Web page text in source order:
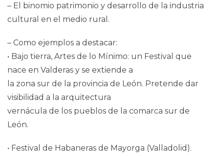
– El binomio patrimonio y desarrollo de la industria
cultural en el medio rural.
– Como ejemplos a destacar:
• Bajo tierra, Artes de lo Mínimo: un Festival que
nace en Valderas y se extiende a
la zona sur de la provincia de León. Pretende dar
visibilidad a la arquitectura
vernácula de los pueblos de la comarca sur de
León.
• Festival de Habaneras de Mayorga (Valladolid).